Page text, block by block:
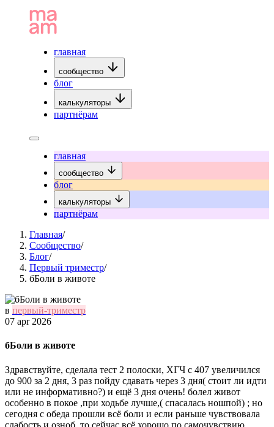
главная
сообщество
блог
калькуляторы
партнёрам
главная
сообщество
блог
калькуляторы
партнёрам
Главная/
Сообщество/
Блог/
Первый триместр/
бБоли в животе
в первый-триместр
07 apr 2026
бБоли в животе
Здравствуйте, сделала тест 2 полоски, ХГЧ с 407 увеличился
до 900 за 2 дня, 3 раз пойду сдавать через 3 дня( стоит ли идти
или не информативно?) и ещё 3 дня очень! болел живот
особенно в покое ,при ходьбе лучше,( спасалась ношпой) ; но
сегодня с обеда прошли всё боли и если раньше чувствовала
слабость и озноб, то сейчас всё хорошо по самочувствию,